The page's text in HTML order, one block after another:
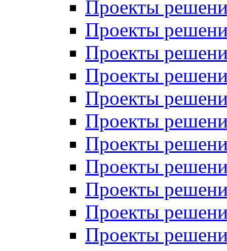
Проекты
Проекты
Проекты
Проекты
Проекты
Проекты
Проекты
Проекты
Проекты
Проекты
Проекты